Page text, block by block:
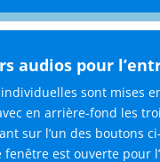
audios pour
individuelles sont mises
en arrière-fond les
sur l’un des boutons
fenêtre est ouverte pour